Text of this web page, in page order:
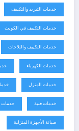
خدمات التبريد والتكييف
خدمات التكييف في الكويت
خدمات التكييف والثلاجات
خدمات الكهرباء
خدمات المنزل
خدمات فنية خدمات
صيانة الأجهزة المنزلية